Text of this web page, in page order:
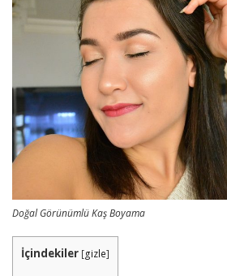
Doğal Görünümlü Kaş Boyama
İçindekiler [gizle]